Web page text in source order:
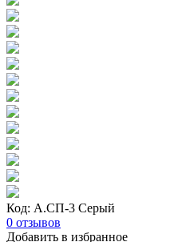
Код: А.СП-3 Серый
0 отзывов
Добавить в избранное